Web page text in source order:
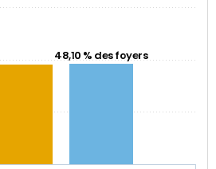
48,10 % des foyers